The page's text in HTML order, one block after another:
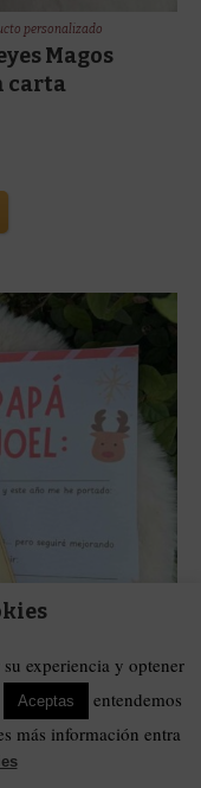
personalizado
Magos
carta
experiencia y optener
Aceptas
entendemos
más información entra